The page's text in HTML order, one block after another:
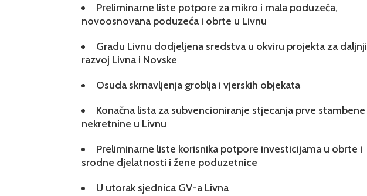
Preliminarne liste potpore za mikro i mala poduzeća,
novoosnovana poduzeća i obrte u Livnu
Gradu Livnu dodjeljena sredstva u okviru projekta za daljnji
razvoj Livna i Novske
Osuda skrnavljenja groblja i vjerskih objekata
Konačna lista za subvencioniranje stjecanja prve stambene
nekretnine u Livnu
Preliminarne liste korisnika potpore investicijama u obrte i
srodne djelatnosti i žene poduzetnice
U utorak sjednica GV-a Livna